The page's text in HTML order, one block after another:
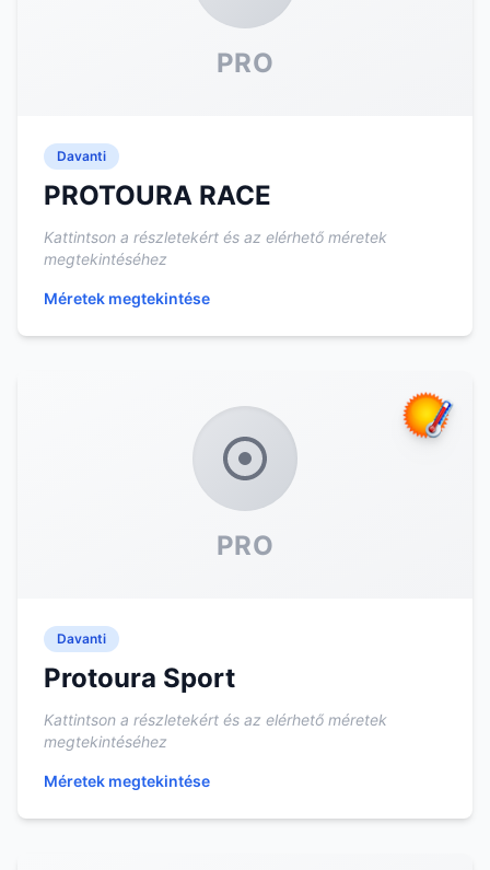
PRO
Davanti
PROTOURA RACE
Kattintson a részletekért és az elérhető méretek
megtekintéséhez
Méretek megtekintése
PRO
Davanti
Protoura Sport
Kattintson a részletekért és az elérhető méretek
megtekintéséhez
Méretek megtekintése